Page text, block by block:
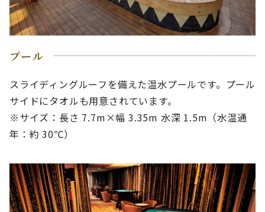
プール
スライディングルーフを備えた温水プールです。プール
サイドにタオルも用意されています。
※サイズ：長さ 7.7m×幅 3.35m 水深 1.5m（水温通
年：約 30℃）